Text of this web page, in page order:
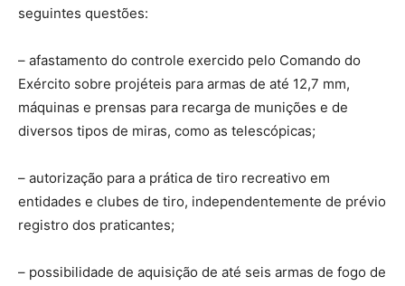
seguintes questões:
– afastamento do controle exercido pelo Comando do
Exército sobre projéteis para armas de até 12,7 mm,
máquinas e prensas para recarga de munições e de
diversos tipos de miras, como as telescópicas;
– autorização para a prática de tiro recreativo em
entidades e clubes de tiro, independentemente de prévio
registro dos praticantes;
– possibilidade de aquisição de até seis armas de fogo de